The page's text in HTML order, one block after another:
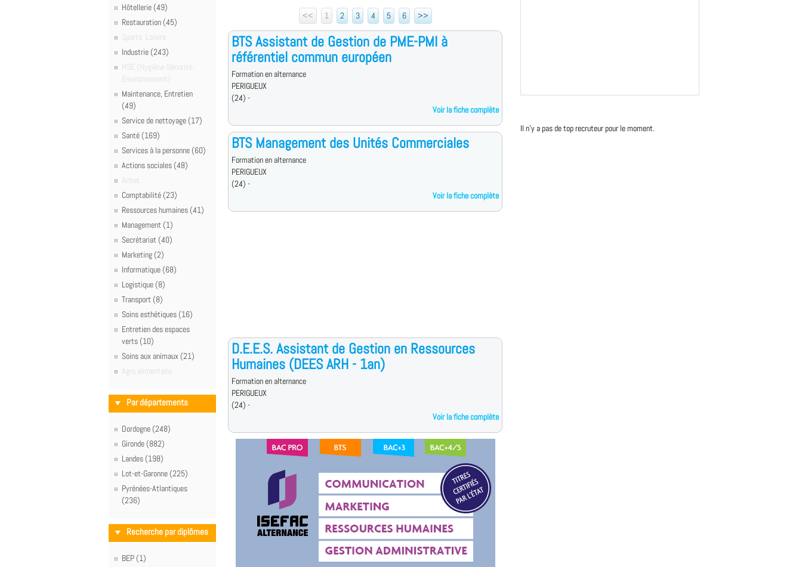
Hôtellerie (49)
Restauration (45)
Sports, Loisirs
Industrie (243)
HSE (Hygiène-Sécurité-
Environnement)
Maintenance, Entretien
(49)
Service de nettoyage (17)
Santé (169)
Services à la personne (60)
Actions sociales (48)
Achat
Comptabilité (23)
Ressources humaines (41)
Management (1)
Secrétariat (40)
Marketing (2)
Informatique (68)
Logistique (8)
Transport (8)
Soins esthétiques (16)
Entretien des espaces
verts (10)
Soins aux animaux (21)
Agro alimentaire
Par départements
Dordogne (248)
Gironde (882)
Landes (198)
Lot-et-Garonne (225)
Pyrénées-Atlantiques
(236)
Recherche par diplômes
BEP (1)
<<
1 2 3 4 5 6 >>
BTS Assistant de Gestion de PME-PMI à
référentiel commun européen
Formation en alternance
PERIGUEUX
(24) -
Voir la fiche complète
BTS Management des Unités Commerciales
Formation en alternance
PERIGUEUX
(24) -
Voir la fiche complète
D.E.E.S. Assistant de Gestion en Ressources
Humaines (DEES ARH - 1an)
Formation en alternance
PERIGUEUX
(24) -
Voir la fiche complète
Il n'y a pas de top recruteur pour le moment.